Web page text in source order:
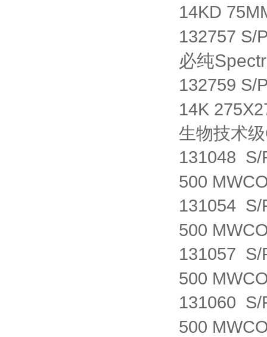
14KD
132757 S/
必纯
132759 S/
14K
生物技术
131048 S/
500
131054 S/
500
131057 S/
500
131060 S/
500